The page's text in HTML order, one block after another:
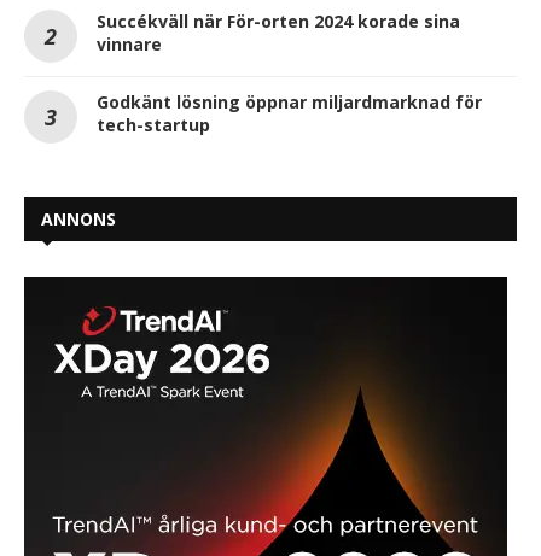
Succékväll när För-orten 2024 korade sina
vinnare
Godkänt lösning öppnar miljardmarknad för
tech-startup
ANNONS